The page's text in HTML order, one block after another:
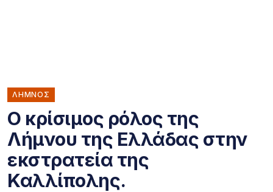
ΛΗΜΝΟΣ
Ο κρίσιμος ρόλος της
Λήμνου της Ελλάδας στην
εκστρατεία της
Καλλίπολης.